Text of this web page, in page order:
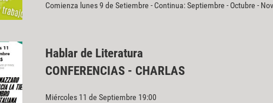
Comienza lunes 9 de Setiembre - Continua: Septiembre - Octubre -
Hablar de Literatura
CONFERENCIAS - CHARLAS
Miércoles 11 de Septiembre 19:00